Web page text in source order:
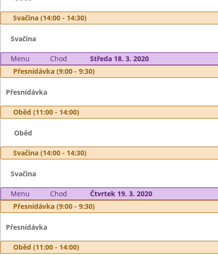
Svačina (14:00 - 14:30)
Svačina
Menu Chod
Středa 18. 3. 2020
Přesnídávka (9:00 - 9:30)
Přesnídávka
Oběd (11:00 - 14:00)
Oběd
Svačina (14:00 - 14:30)
Svačina
Menu Chod
Čtvrtek 19. 3. 2020
Přesnídávka (9:00 - 9:30)
Přesnídávka
Oběd (11:00 - 14:00)